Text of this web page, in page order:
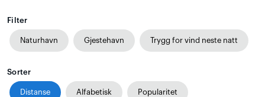
Filter
Naturhavn Gjestehavn Trygg for vind neste natt
Sorter
Distanse Alfabetisk Popularitet